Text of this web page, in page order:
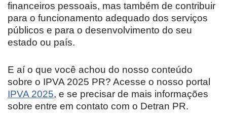
financeiros pessoais, mas também de contribuir
para o funcionamento adequado dos serviços
públicos e para o desenvolvimento do seu
estado ou país.
E aí o que você achou do nosso conteúdo
sobre o IPVA 2025 PR? Acesse o nosso portal
IPVA 2025, e se precisar de mais informações
sobre entre em contato com o Detran PR.